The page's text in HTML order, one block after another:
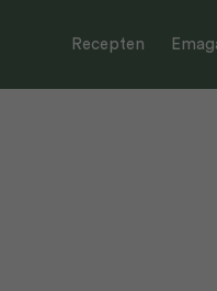
Recepten